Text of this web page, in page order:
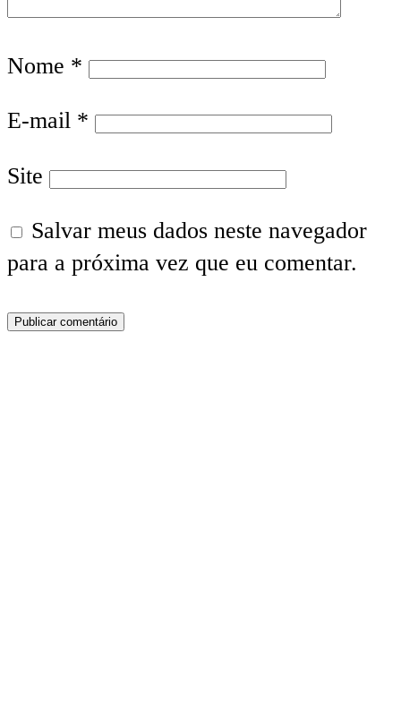
Nome *
E-mail *
Site
Salvar meus dados neste navegador
para a próxima vez que eu comentar.